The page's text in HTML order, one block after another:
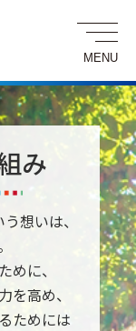
み
想いは、
めに、
を高め、
ためには